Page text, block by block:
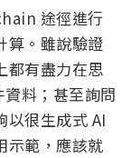
途徑進行
算。雖說驗證
都有盡力在思
料；甚至詢問
以很生成式 AI
示範，應該就